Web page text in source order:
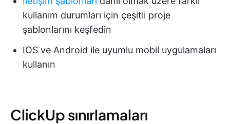
kullanım durumları için çeşitli proje
şablonlarını keşfedin
IOS ve Android ile uyumlu mobil uygulamaları
kullanın
ClickUp sınırlamaları